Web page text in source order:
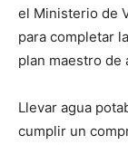
el Ministerio de
para completar
plan maestro de
Llevar agua
cumplir un